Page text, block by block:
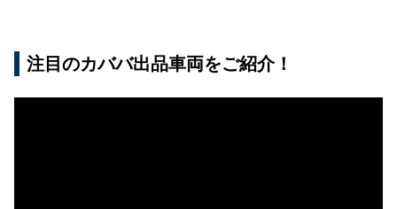
注目のカババ出品車両をご紹介！